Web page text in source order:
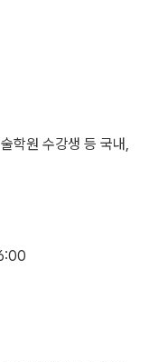
학원 수강생 등 국내,